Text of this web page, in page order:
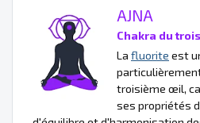
AJNA
Chakra du
La fluorite est
troisième œil,
ses propriétés